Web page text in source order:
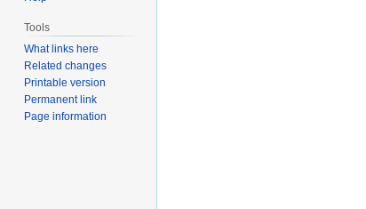
Tools
What links here
Related changes
Printable version
Permanent link
Page information